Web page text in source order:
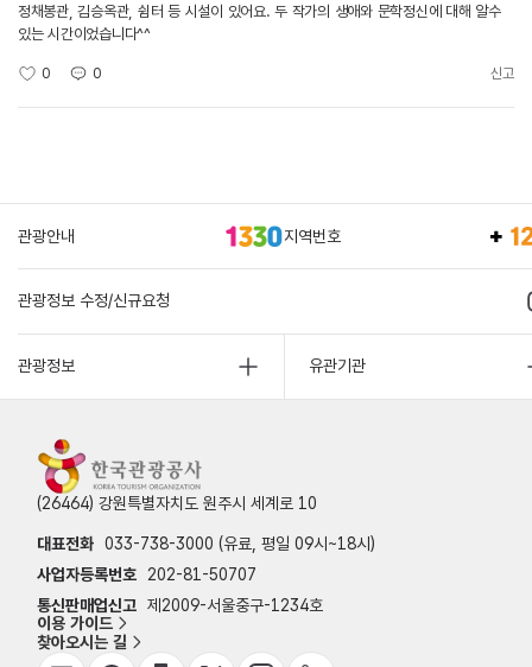
정채봉관, 김승옥관, 쉼터 등 시설이 있어요. 두 작가의 생애와 문학정신에 대해 알수
있는 시간이었습니다^^
0 0 신고
관광안내 지역번호
관광정보 수정/신규요청
관광정보 유관기관
(26464) 강원특별자치도 원주시 세계로 10
대표전화 033-738-3000 (유료, 평일 09시~18시)
사업자등록번호
202-81-50707
통신판매업신고 제2009-서울중구-1234호
이용 가이드
찾아오시는 길